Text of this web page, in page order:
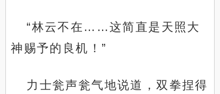
“林云不在……这简直是天照大
神赐予的良机！”
力士瓮声瓮气地说道，双拳捏得